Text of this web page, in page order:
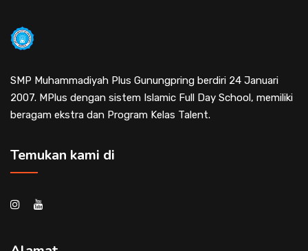
SMP Muhammadiyah Plus Gunungpring berdiri 24 Januari
2007. MPlus dengan sistem Islamic Full Day School, memiliki
beragam ekstra dan Program Kelas Talent.
Temukan kami di